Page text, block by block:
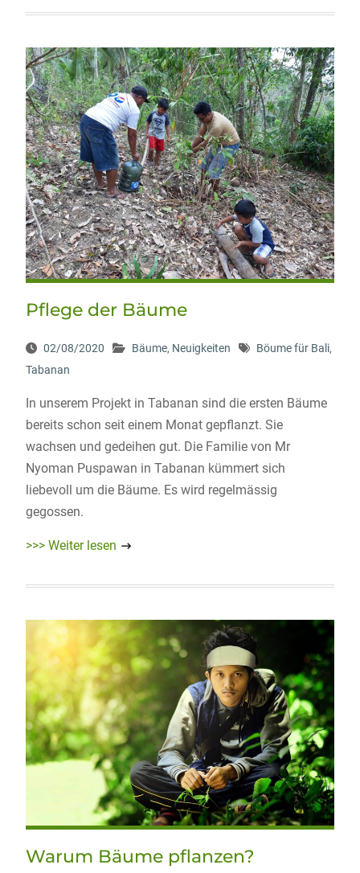
Pflege der Bäume
02/08/2020 Bäume, Neuigkeiten Böume für Bali,
Tabanan
In unserem Projekt in Tabanan sind die ersten Bäume
bereits schon seit einem Monat gepflanzt. Sie
wachsen und gedeihen gut. Die Familie von Mr
Nyoman Puspawan in Tabanan kümmert sich
liebevoll um die Bäume. Es wird regelmässig
gegossen.
>>> Weiter lesen
Warum Bäume pflanzen?